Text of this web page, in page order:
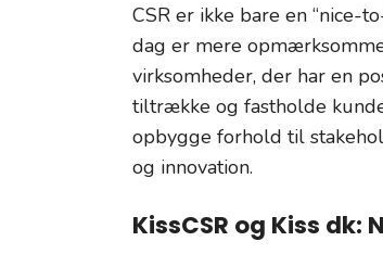
CSR er ikke bare en “nice-
dag er mere
virksomheder, der har en
tiltrække og fastholde
opbygge forhold til
og innovation.
KissCSR og Kiss